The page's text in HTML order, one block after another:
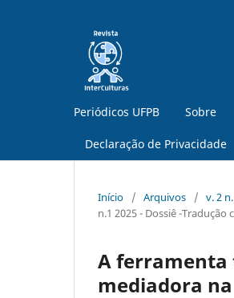
Periódicos UFPB Sobre
Declaração de Privacidade
Início / Arquivos / v. 2
n.1 2025 - Dossiê -
A ferramenta
mediadora